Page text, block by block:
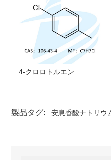
4-クロロトルエン
製品タグ: 安息香酸ナトリウ